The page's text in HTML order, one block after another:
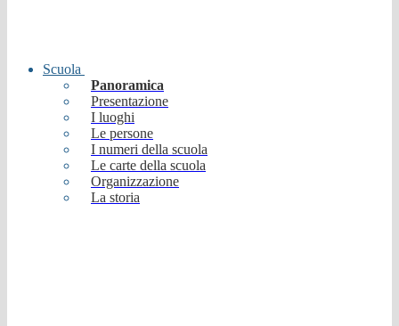
Scuola
Panoramica
Presentazione
I luoghi
Le persone
I numeri della scuola
Le carte della scuola
Organizzazione
La storia